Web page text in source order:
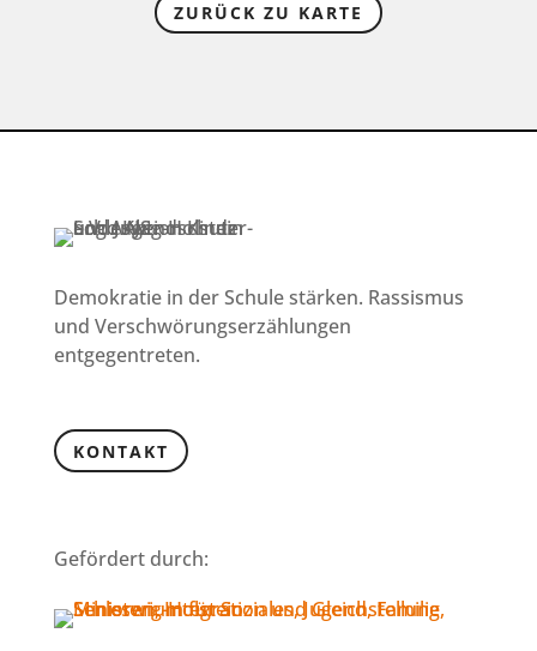
ZURÜCK ZU KARTE
Demokratie in der Schule stärken. Rassismus
und Verschwörungserzählungen
entgegentreten.
KONTAKT
Gefördert durch: